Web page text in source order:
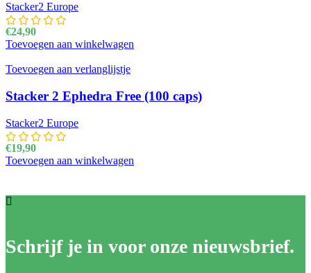
Stacker2 Europe
€24,90
Toevoegen aan winkelwagen
Toevoegen aan verlanglijstje
Stacker 2 Ephedra Free (100 caps)
Stacker2 Europe
€19,90
Toevoegen aan winkelwagen
Schrijf je in voor onze nieuwsbrief.